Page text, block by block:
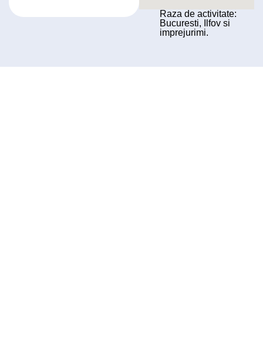
Raza de activitate:
Bucuresti, Ilfov si
imprejurimi.